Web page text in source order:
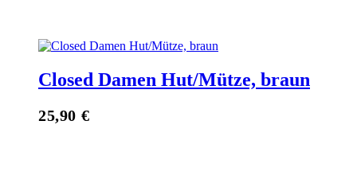
Closed Damen Hut/Mütze, braun
25,90 €